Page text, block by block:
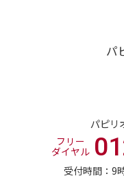
パ
パピリ
受付時間：9
フリー
ダイヤル